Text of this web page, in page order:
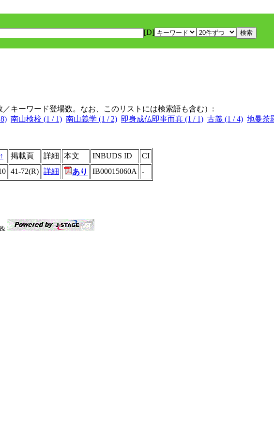
[D]
キーワード登場数。なお、このリストには検索語も含む）:
南山検校 (1 / 1) 南山義学 (1 / 2) 即身成仏即事而真 (1 / 1) 古義 (1 / 4) 地曼荼
↑ 掲載頁 詳細 本文 INBUDS ID
CI
41-72(R) 詳細 あり IB00015060A -
&